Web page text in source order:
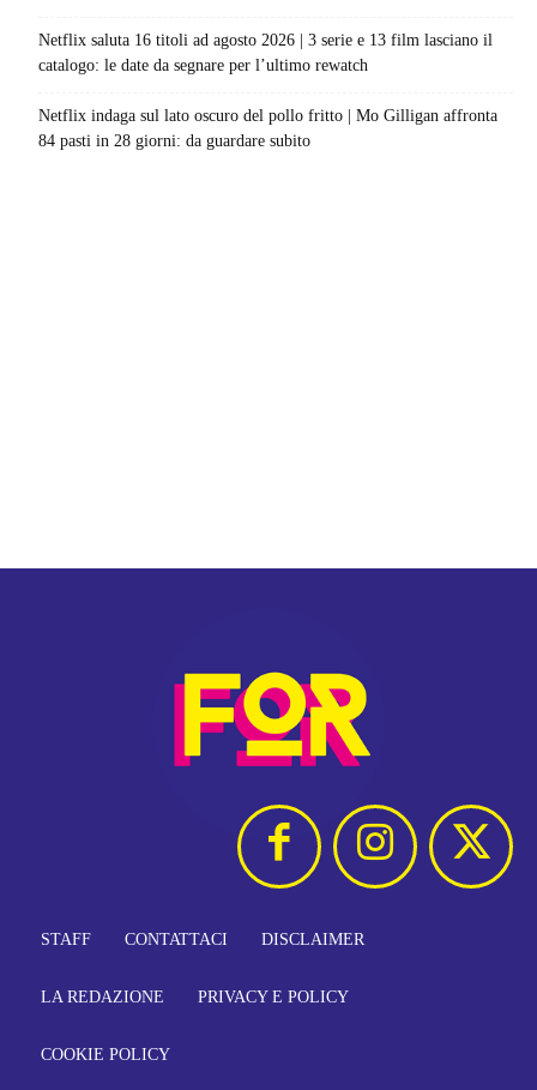
Netflix saluta 16 titoli ad agosto 2026 | 3 serie e 13 film lasciano il
catalogo: le date da segnare per l’ultimo rewatch
Netflix indaga sul lato oscuro del pollo fritto | Mo Gilligan affronta
84 pasti in 28 giorni: da guardare subito
STAFF CONTATTACI DISCLAIMER
LA REDAZIONE PRIVACY E POLICY
COOKIE POLICY